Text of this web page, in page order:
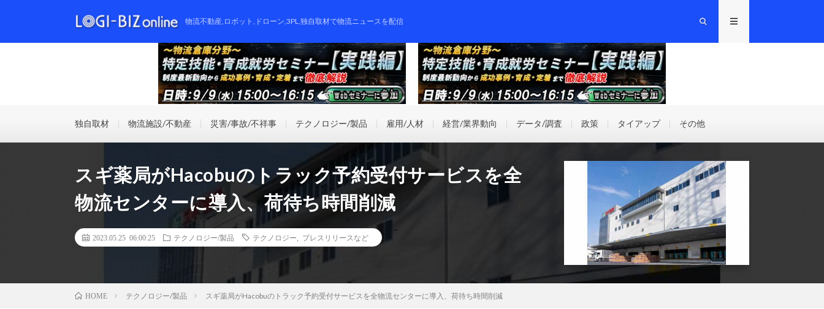
物流不動産,ロボット,ドローン,3PL,独自取材で物流ニュースを配信
独自取材 物流施設/不動産 災害/事故/不祥事 テクノロジー/製品 雇用/人材 経営/業界動向 データ/調査 政策 タイアップ その他
スギ薬局がHacobuのトラック予約受付サービスを全
物流センターに導入、荷待ち時間削減
2023.05.25 06:00:25 テクノロジー/製品 テクノロジー プレスリリースなど
HOME テクノロジー/製品 スギ薬局がHacobuのトラック予約受付サービスを全物流センターに導入、荷待ち時間削減